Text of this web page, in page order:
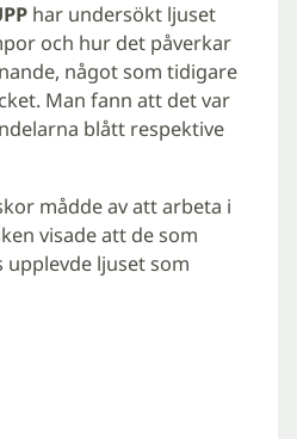
har undersökt ljuset
och hur det påverkar
något som tidigare
Man fann att det var
blått respektive
mådde av att arbeta i
visade att de som
ljuset som